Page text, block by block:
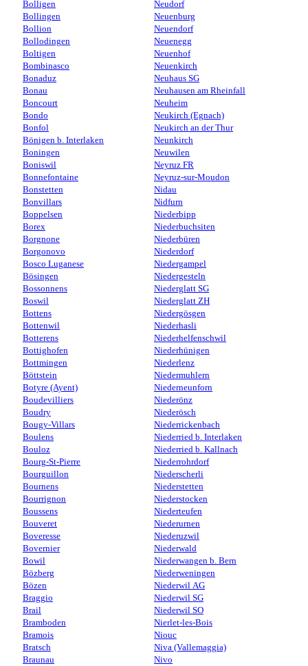
Bolligen
Bollingen
Bollion
Bollodingen
Boltigen
Bombinasco
Bonaduz
Bonau
Boncourt
Bondo
Bonfol
Bönigen b. Interlaken
Boningen
Boniswil
Bonnefontaine
Bonstetten
Bonvillars
Boppelsen
Borex
Borgnone
Borgonovo
Bosco Luganese
Bösingen
Bossonnens
Boswil
Bottens
Bottenwil
Botterens
Bottighofen
Bottmingen
Böttstein
Botyre (Ayent)
Boudevilliers
Boudry
Bougy-Villars
Boulens
Bouloz
Bourg-St-Pierre
Bourguillon
Bournens
Bourrignon
Boussens
Bouveret
Boveresse
Bovernier
Bowil
Bözberg
Bözen
Braggio
Brail
Bramboden
Bramois
Bratsch
Braunau
Neudorf
Neuenburg
Neuendorf
Neuenegg
Neuenhof
Neuenkirch
Neuhaus SG
Neuhausen am Rheinfall
Neuheim
Neukirch (Egnach)
Neukirch an der Thur
Neunkirch
Neuwilen
Neyruz FR
Neyruz-sur-Moudon
Nidau
Nidfurn
Niederbipp
Niederbuchsiten
Niederbüren
Niederdorf
Niedergampel
Niedergesteln
Niederglatt SG
Niederglatt ZH
Niedergösgen
Niederhasli
Niederhelfenschwil
Niederhünigen
Niederlenz
Niedermuhlern
Niederneunforn
Niederönz
Niederösch
Niederrickenbach
Niederried b. Interlaken
Niederried b. Kallnach
Niederrohrdorf
Niederscherli
Niederstetten
Niederstocken
Niederteufen
Niederurnen
Niederuzwil
Niederwald
Niederwangen b. Bern
Niederweningen
Niederwil AG
Niederwil SG
Niederwil SO
Nierlet-les-Bois
Niouc
Niva (Vallemaggia)
Nivo